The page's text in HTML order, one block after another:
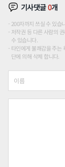
기사댓글0개
200자까지 쓰실 수 있
저작권 등 다른 사람의
수 있습니다.
타인에게 불쾌감을 주는
단에 의해 삭제 합니다.